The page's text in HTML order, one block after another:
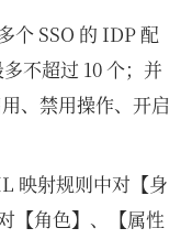
个 SSO 的 IDP 配
不超过 10 个；并
、禁用操作、开启
映射规则中对【身
【角色】、【属性